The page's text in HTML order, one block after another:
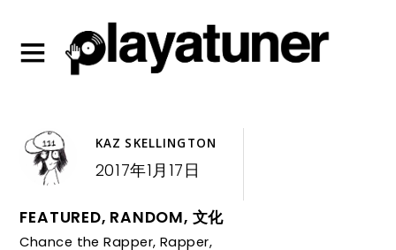
KAZ SKELLINGTON
2017年1月17日
FEATURED, RANDOM, 文化
Chance the Rapper, Rapper,